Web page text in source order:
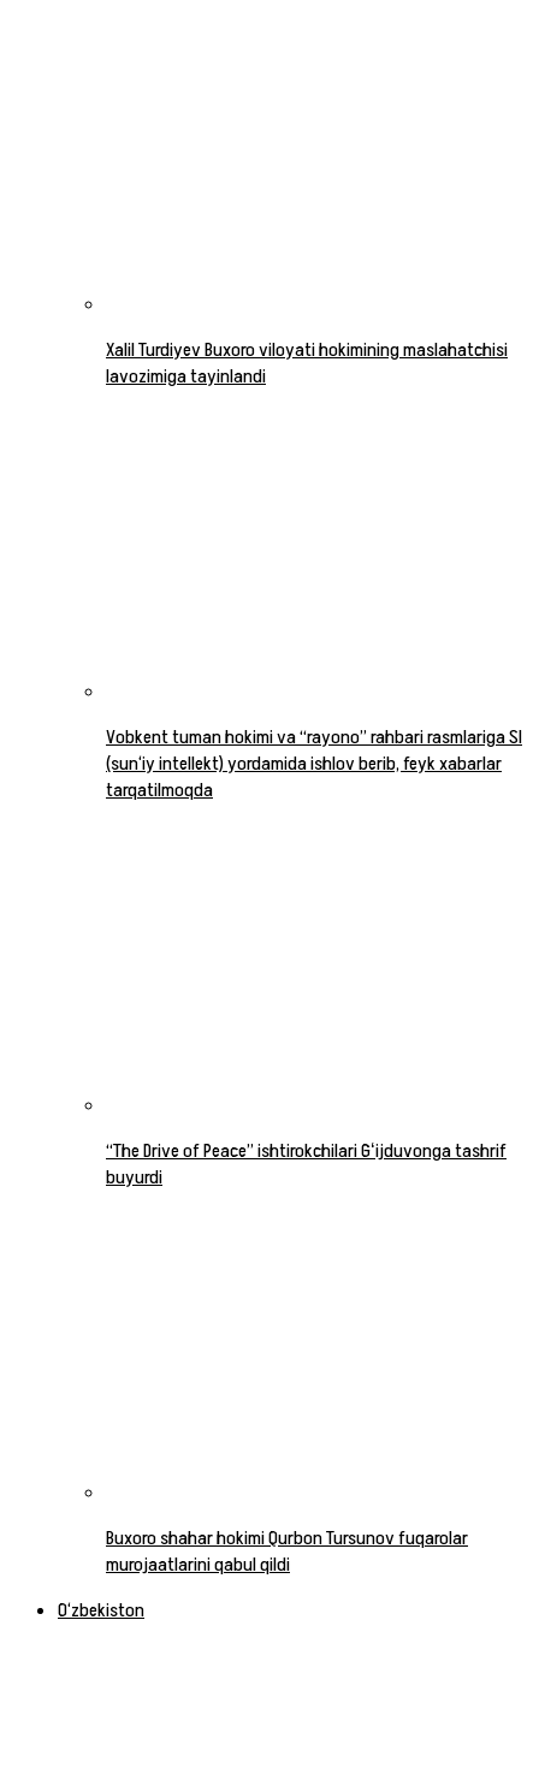
Xalil Turdiyev Buxoro viloyati hokimining maslahatchisi
lavozimiga tayinlandi
Vobkent tuman hokimi va “rayono” rahbari rasmlariga SI
(sun‘iy intellekt) yordamida ishlov berib, feyk xabarlar
tarqatilmoqda
“The Drive of Peace” ishtirokchilari Gʻijduvonga tashrif
buyurdi
Buxoro shahar hokimi Qurbon Tursunov fuqarolar
murojaatlarini qabul qildi
O‘zbekiston